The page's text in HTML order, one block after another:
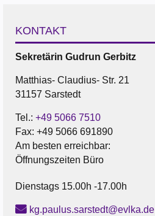
KONTAKT
Sekretärin Gudrun Gerbitz
Matthias- Claudius- Str. 21
31157 Sarstedt
Tel.: +49 5066 7510
Fax: +49 5066 691890
Am besten erreichbar:
Öffnungszeiten Büro
Dienstags 15.00h -17.00h
kg.paulus.sarstedt@evlka.de